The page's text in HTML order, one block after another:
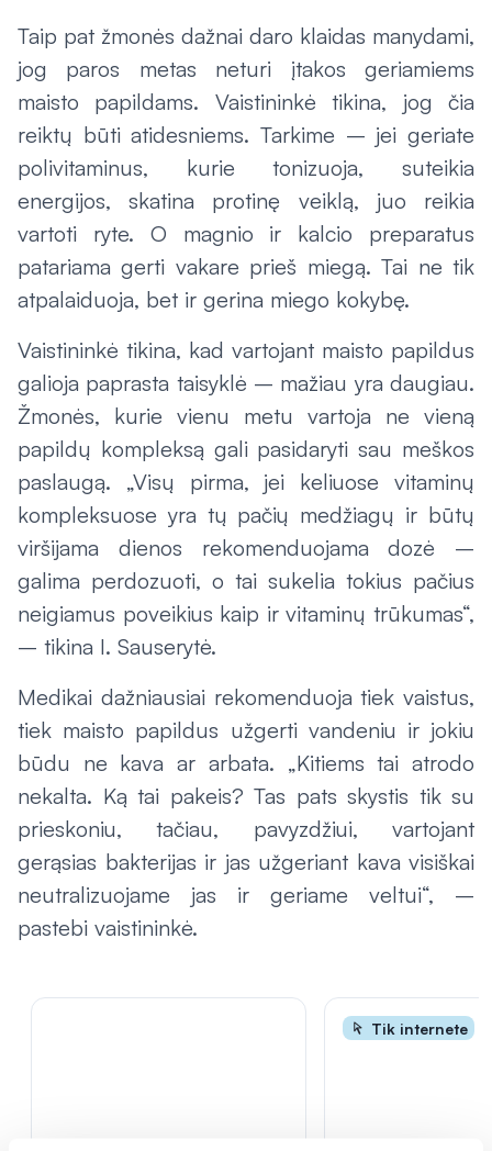
Taip pat žmonės dažnai daro klaidas manydami,
jog paros metas neturi įtakos geriamiems
maisto papildams. Vaistininkė tikina, jog čia
reiktų būti atidesniems. Tarkime – jei geriate
polivitaminus, kurie tonizuoja, suteikia
energijos, skatina protinę veiklą, juo reikia
vartoti ryte. O magnio ir kalcio preparatus
patariama gerti vakare prieš miegą. Tai ne tik
atpalaiduoja, bet ir gerina miego kokybę.
Vaistininkė tikina, kad vartojant maisto papildus
galioja paprasta taisyklė – mažiau yra daugiau.
Žmonės, kurie vienu metu vartoja ne vieną
papildų kompleksą gali pasidaryti sau meškos
paslaugą. „Visų pirma, jei keliuose vitaminų
kompleksuose yra tų pačių medžiagų ir būtų
viršijama dienos rekomenduojama dozė –
galima perdozuoti, o tai sukelia tokius pačius
neigiamus poveikius kaip ir vitaminų trūkumas“,
– tikina I. Sauserytė.
Medikai dažniausiai rekomenduoja tiek vaistus,
tiek maisto papildus užgerti vandeniu ir jokiu
būdu ne kava ar arbata. „Kitiems tai atrodo
nekalta. Ką tai pakeis? Tas pats skystis tik su
prieskoniu, tačiau, pavyzdžiui, vartojant
gerąsias bakterijas ir jas užgeriant kava visiškai
neutralizuojame jas ir geriame veltui“, –
pastebi vaistininkė.
Tik internete